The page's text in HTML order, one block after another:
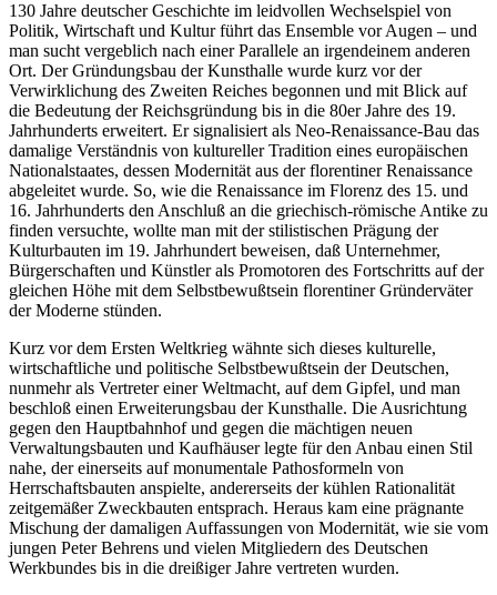
130 Jahre deutscher Geschichte im leidvollen Wechselspiel von
Politik, Wirtschaft und Kultur führt das Ensemble vor Augen – und
man sucht vergeblich nach einer Parallele an irgendeinem anderen
Ort. Der Gründungsbau der Kunsthalle wurde kurz vor der
Verwirklichung des Zweiten Reiches begonnen und mit Blick auf
die Bedeutung der Reichsgründung bis in die 80er Jahre des 19.
Jahrhunderts erweitert. Er signalisiert als Neo-Renaissance-Bau das
damalige Verständnis von kultureller Tradition eines europäischen
Nationalstaates, dessen Modernität aus der florentiner Renaissance
abgeleitet wurde. So, wie die Renaissance im Florenz des 15. und
16. Jahrhunderts den Anschluß an die griechisch-römische Antike zu
finden versuchte, wollte man mit der stilistischen Prägung der
Kulturbauten im 19. Jahrhundert beweisen, daß Unternehmer,
Bürgerschaften und Künstler als Promotoren des Fortschritts auf der
gleichen Höhe mit dem Selbstbewußtsein florentiner Gründerväter
der Moderne stünden.
Kurz vor dem Ersten Weltkrieg wähnte sich dieses kulturelle,
wirtschaftliche und politische Selbstbewußtsein der Deutschen,
nunmehr als Vertreter einer Weltmacht, auf dem Gipfel, und man
beschloß einen Erweiterungsbau der Kunsthalle. Die Ausrichtung
gegen den Hauptbahnhof und gegen die mächtigen neuen
Verwaltungsbauten und Kaufhäuser legte für den Anbau einen Stil
nahe, der einerseits auf monumentale Pathosformeln von
Herrschaftsbauten anspielte, andererseits der kühlen Rationalität
zeitgemäßer Zweckbauten entsprach. Heraus kam eine prägnante
Mischung der damaligen Auffassungen von Modernität, wie sie vom
jungen Peter Behrens und vielen Mitgliedern des Deutschen
Werkbundes bis in die dreißiger Jahre vertreten wurden.